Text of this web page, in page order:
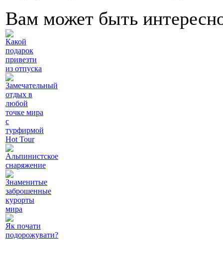
Вам может быть
Какой
подарок
привезти
из отпуска
Замечательный
отдых в
любой
точке мира
с
турфирмой
Hot Tour
Альпинистское
снаряжение
Знаменитые
заброшенные
курорты
мира
Як почати
подорожувати?